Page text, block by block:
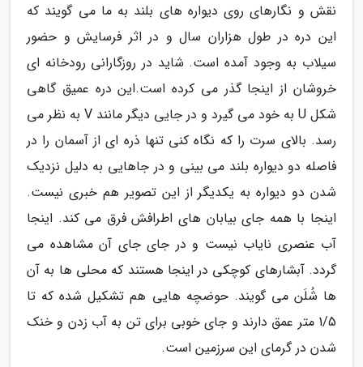
نقش و نگارهای روی دیواره های بلند به ما می گویند که
این دره در طول هزاران سال و در اثر فرسایش و حضور
سیلاب به وجود آمده است. شاید در روزگارانی رودخانه ای
خروشان از اینجا گذر می کرده است.این دره عمیق گاهی
شکل U به خود می گیرد و در جایی دیگر مانند V به نظر می
رسد. بالای سرت را که نگاه کنی تنها ذره ای از آسمان را در
فاصله دو دیواره بلند می بینی و در جاهایی به دلیل نزدیک
شدن دو دیواره به یکدیگر از این تصویر هم خبری نیست.
اینجا با همه جای بیابان های اطرافش فرق می کند. اینجا
آب عنصری نایاب نیست و در جای جای آن مشاهده می
گردد. آبشارهای کوچکی در اینجا هستند که محلی ها به آن
ها شُلَن می گویند. حوضچه هایی هم تشکیل شده که تا
1/5 متر عمق دارند و جای خوبی برای تن به آب زدن و خنک
شدن در گرمای این سرزمین است.